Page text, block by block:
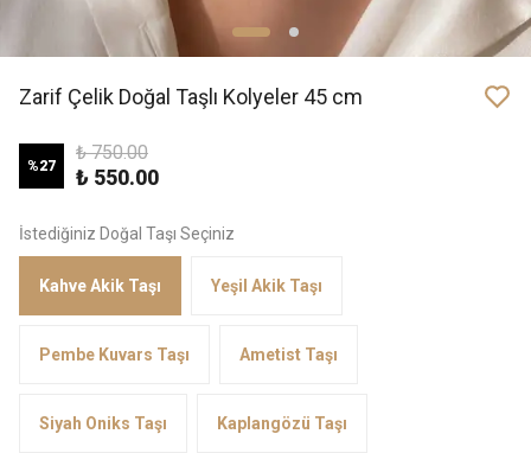
Zarif Çelik Doğal Taşlı Kolyeler 45 cm
%27
₺ 750.00
₺ 550.00
İstediğiniz Doğal Taşı Seçiniz
Kahve Akik Taşı Yeşil Akik Taşı
Pembe Kuvars Taşı Ametist Taşı
Siyah Oniks Taşı Kaplangözü Taşı